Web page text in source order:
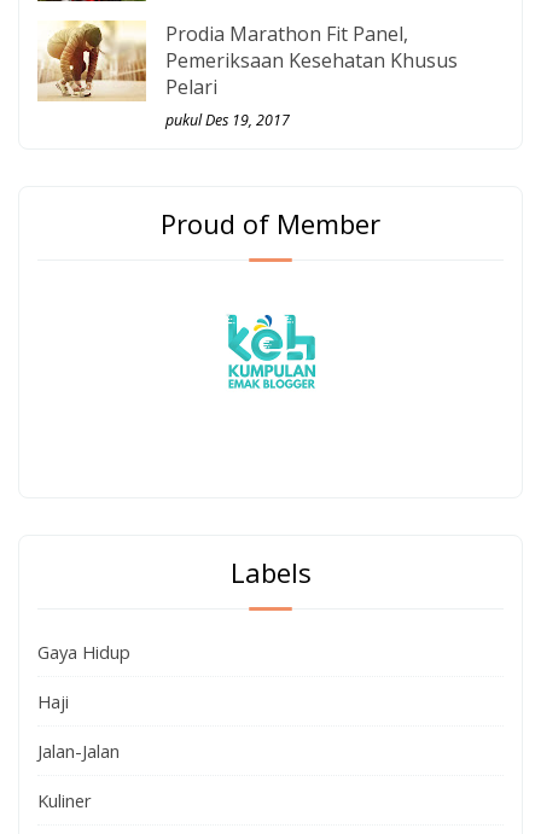
Prodia Marathon Fit Panel,
Pemeriksaan Kesehatan Khusus
Pelari
pukul Des 19, 2017
Proud of Member
Labels
Gaya Hidup
Haji
Jalan-Jalan
Kuliner